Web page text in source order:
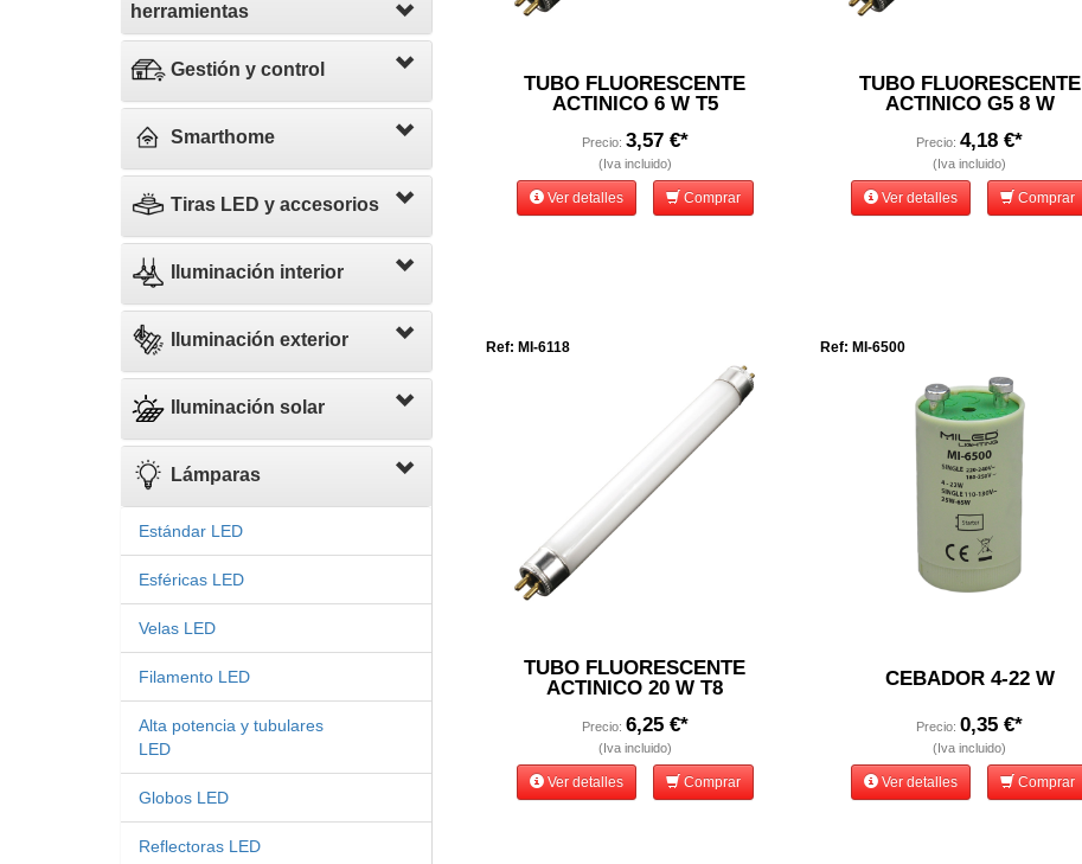
herramientas
Gestión y control
Smarthome
Tiras LED y accesorios
Iluminación interior
Iluminación exterior
Iluminación solar
Lámparas
Estándar LED
Esféricas LED
Velas LED
Filamento LED
Alta potencia y tubulares
LED
Globos LED
Reflectoras LED
TUBO FLUORESCENTE
ACTINICO 6 W T5
Precio: 3,57 €*
(Iva incluido)
Ver detalles Comprar
TUBO FLUORESCENTE
ACTINICO G5 8 W
Precio:4,18 €*
(Iva incluido)
Ver detalles Comprar
Ref: MI-6118
TUBO FLUORESCENTE
ACTINICO 20 W T8
Precio: 6,25 €*
(Iva incluido)
Ver detalles Comprar
Ref: MI-6500
CEBADOR 4-22 W
Precio:0,35 €*
(Iva incluido)
Ver detalles Comprar